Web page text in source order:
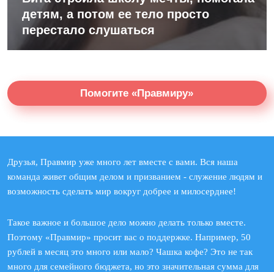
детям, а потом ее тело просто
перестало слушаться
Помогите «Правмиру»
Друзья, Правмир уже много лет вместе с вами. Вся наша
команда живет общим делом и призванием - служение людям и
возможность сделать мир вокруг добрее и милосерднее!
Такое важное и большое дело можно делать только вместе.
Поэтому «Правмир» просит вас о поддержке. Например, 50
рублей в месяц это много или мало? Чашка кофе? Это не так
много для семейного бюджета, но это значительная сумма для